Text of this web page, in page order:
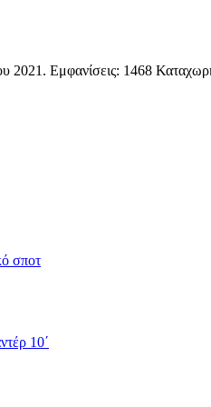
2021 . Εμφανίσεις: 1468
σποτ
10΄